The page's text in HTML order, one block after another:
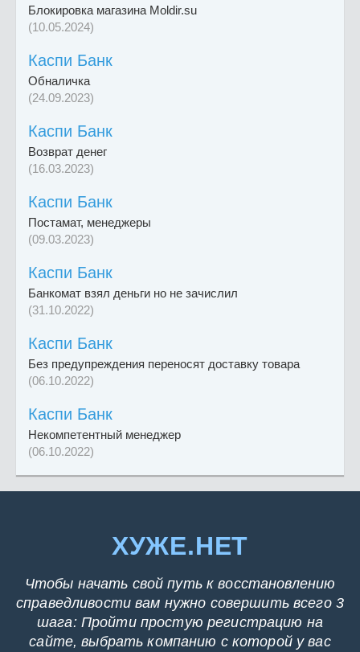
Блокировка магазина Moldir.su
(10.05.2024)
Каспи Банк
Обналичка
(24.09.2023)
Каспи Банк
Возврат денег
(16.03.2023)
Каспи Банк
Постамат, менеджеры
(09.03.2023)
Каспи Банк
Банкомат взял деньги но не зачислил
(31.10.2022)
Каспи Банк
Без предупреждения переносят доставку товара
(06.10.2022)
Каспи Банк
Некомпетентный менеджер
(06.10.2022)
ХУЖЕ.НЕТ
Чтобы начать свой путь к восстановлению
справедливости вам нужно совершить всего 3
шага: Пройти простую регистрацию на
сайте, выбрать компанию с которой у вас